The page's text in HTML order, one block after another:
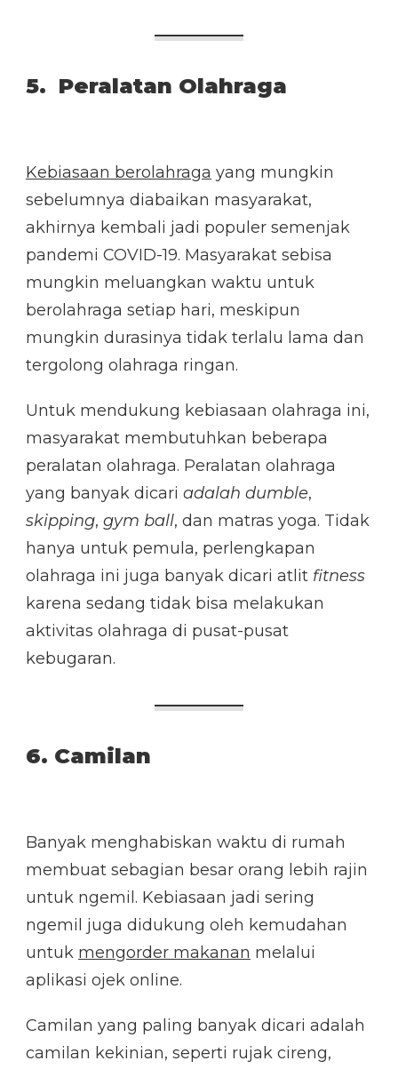
5. Peralatan Olahraga
Kebiasaan berolahraga yang mungkin
sebelumnya diabaikan masyarakat,
akhirnya kembali jadi populer semenjak
pandemi COVID-19. Masyarakat sebisa
mungkin meluangkan waktu untuk
berolahraga setiap hari, meskipun
mungkin durasinya tidak terlalu lama dan
tergolong olahraga ringan.
Untuk mendukung kebiasaan olahraga ini,
masyarakat membutuhkan beberapa
peralatan olahraga. Peralatan olahraga
yang banyak dicari adalah dumble,
skipping, gym ball, dan matras yoga. Tidak
hanya untuk pemula, perlengkapan
olahraga ini juga banyak dicari atlit fitness
karena sedang tidak bisa melakukan
aktivitas olahraga di pusat-pusat
kebugaran.
6. Camilan
Banyak menghabiskan waktu di rumah
membuat sebagian besar orang lebih rajin
untuk ngemil. Kebiasaan jadi sering
ngemil juga didukung oleh kemudahan
untuk mengorder makanan melalui
aplikasi ojek online.
Camilan yang paling banyak dicari adalah
camilan kekinian, seperti rujak cireng,